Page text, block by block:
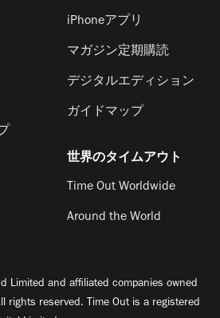
iPhoneアプリ
マガジン定期購読
デジタルエディション
ガイドマップ
世界のタイムアウト
Time Out Worldwide
Around the World
Limited and affiliated companies owned
rights reserved. Time Out is a registered